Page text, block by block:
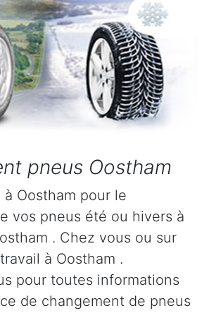
pneus Oostham
à Oostham pour le
vos pneus été ou hivers à
. Chez vous ou sur
à Oostham .
pour toutes informations
de changement de pneus